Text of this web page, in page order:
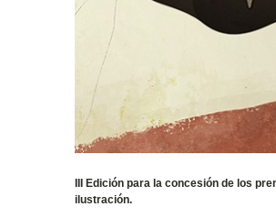
III Edición para la concesión de los
ilustración.